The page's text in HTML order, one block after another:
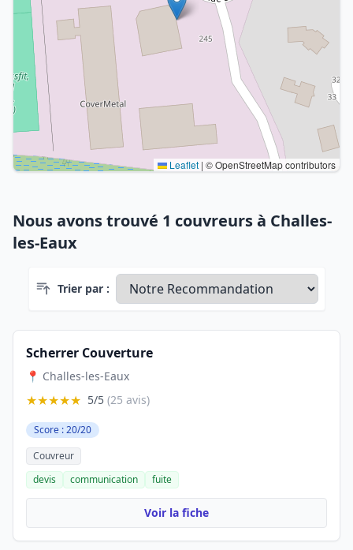
Leaflet | © OpenStreetMap contributors
Nous avons trouvé 1 couvreurs à Challes-
les-Eaux
Trier par :
Scherrer Couverture
📍 Challes-les-Eaux
★★★★★ 5/5 (25 avis)
Score : 20/20
Couvreur
devis
communication fuite
Voir la fiche